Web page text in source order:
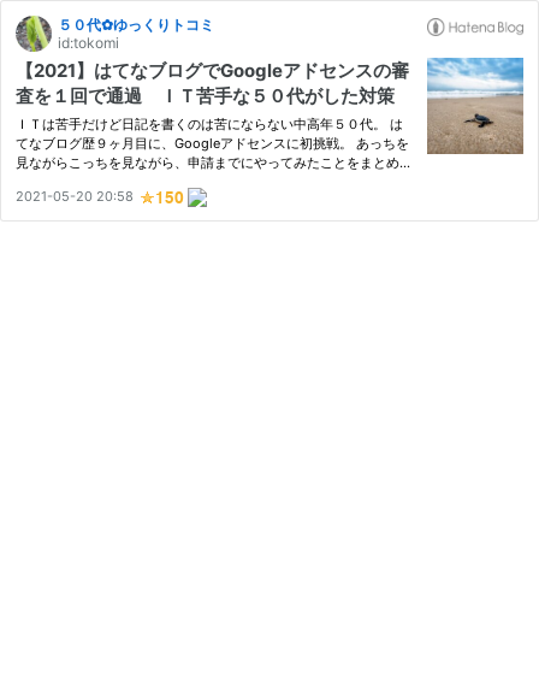
５０代✿ゆっくりトコミ
id:tokomi
【2021】はてなブログでGoogleアドセンスの審
査を１回で通過 ＩＴ苦手な５０代がした対策
ＩＴは苦手だけど日記を書くのは苦にならない中高年５０代。 は
てなブログ歴９ヶ月目に、Googleアドセンスに初挑戦。 あっちを
見ながらこっちを見ながら、申請までにやってみたことをまとめて
を受ける必要がある Googleが出している「募集要項」がある 新
た…
2021-05-20 20:58